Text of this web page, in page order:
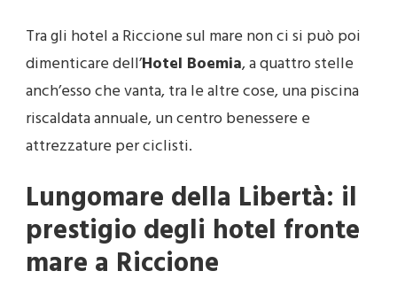
Tra gli hotel a Riccione sul mare non ci si può poi
dimenticare dell’Hotel Boemia, a quattro stelle
anch’esso che vanta, tra le altre cose, una piscina
riscaldata annuale, un centro benessere e
attrezzature per ciclisti.
Lungomare della Libertà: il
prestigio degli hotel fronte
mare a Riccione